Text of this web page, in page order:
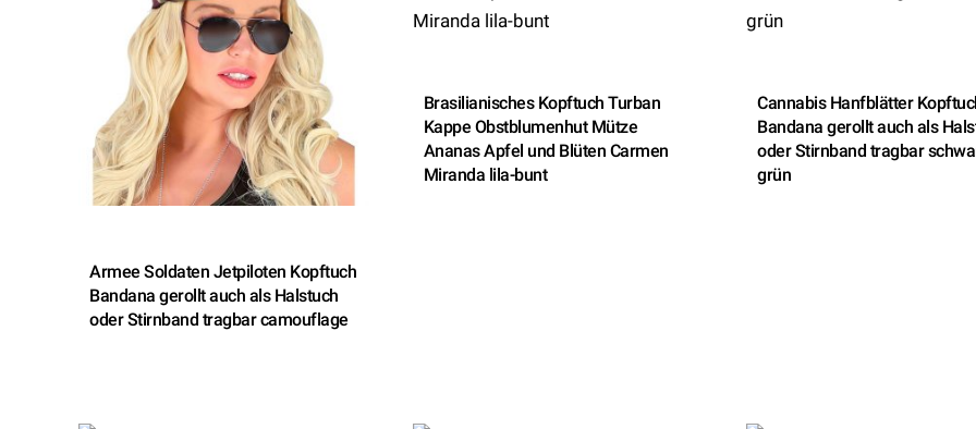
Armee Soldaten Jetpiloten Kopftuch
Bandana gerollt auch als Halstuch
oder Stirnband tragbar camouflage
Brasilianisches Kopftuch Turban
Kappe Obstblumenhut Mütze
Ananas Apfel und Blüten Carmen
Miranda lila-bunt
Cannabis Hanfblätter
Bandana gerollt auch als
oder Stirnband tragbar
grün